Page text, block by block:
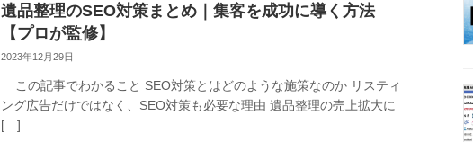
遺品整理のSEO対策まとめ｜集客を成功に導く方法
【プロが監修】
2023年12月29日
この記事でわかること SEO対策とはどのような施策なのか リスティ
ング広告だけではなく、SEO対策も必要な理由 遺品整理の売上拡大に
[…]